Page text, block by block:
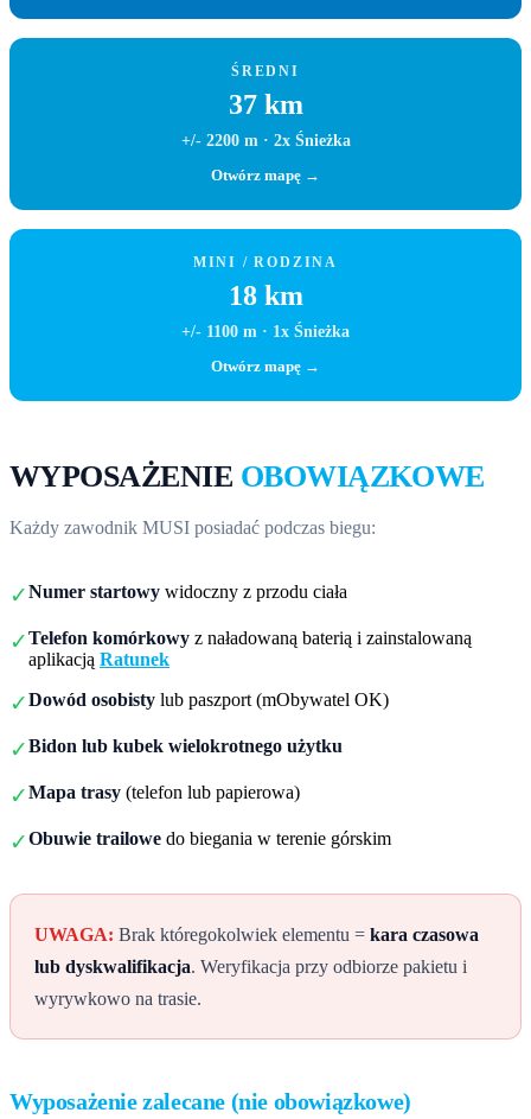
ŚREDNI
37 km
+/- 2200 m · 2x Śnieżka
Otwórz mapę →
MINI / RODZINA
18 km
+/- 1100 m · 1x Śnieżka
Otwórz mapę →
WYPOSAŻENIE OBOWIĄZKOWE
Każdy zawodnik MUSI posiadać podczas biegu:
✓Numer startowy widoczny z przodu ciała
✓Telefon komórkowy z naładowaną baterią i zainstalowaną
aplikacją Ratunek
✓Dowód osobisty lub paszport (mObywatel OK)
✓Bidon lub kubek wielokrotnego użytku
✓Mapa trasy (telefon lub papierowa)
✓Obuwie trailowe do biegania w terenie górskim
UWAGA: Brak któregokolwiek elementu = kara czasowa
lub dyskwalifikacja. Weryfikacja przy odbiorze pakietu i
wyrywkowo na trasie.
Wyposażenie zalecane (nie obowiązkowe)